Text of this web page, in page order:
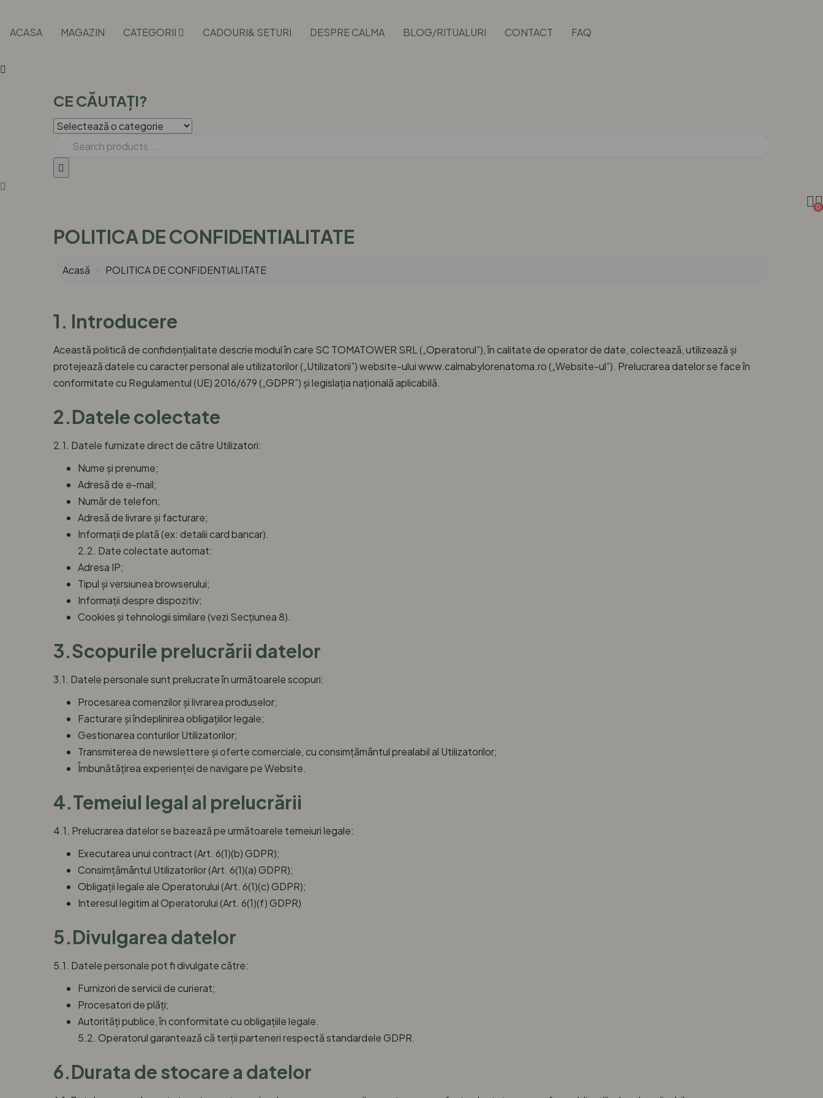
ACASA MAGAZIN CATEGORII CADOURI& SETURI DESPRE CALMA BLOG/RITUALURI CONTACT FAQ
CE CĂUTAȚI?
0
POLITICA DE CONFIDENTIALITATE
Acasă POLITICA DE CONFIDENTIALITATE
1. Introducere
Această politică de confidențialitate descrie modul în care SC TOMATOWER SRL („Operatorul”), în calitate de operator de date, colectează, utilizează și
protejează datele cu caracter personal ale utilizatorilor („Utilizatorii”) website-ului www.calmabylorenatoma.ro („Website-ul”). Prelucrarea datelor se face în
conformitate cu Regulamentul (UE) 2016/679 („GDPR”) și legislația națională aplicabilă.
2.Datele colectate
2.1. Datele furnizate direct de către Utilizatori:
Nume și prenume;
Adresă de e-mail;
Număr de telefon;
Adresă de livrare și facturare;
Informații de plată (ex: detalii card bancar).
2.2. Date colectate automat:
Adresa IP;
Tipul și versiunea browserului;
Informații despre dispozitiv;
Cookies și tehnologii similare (vezi Secțiunea 8).
3.Scopurile prelucrării datelor
3.1. Datele personale sunt prelucrate în următoarele scopuri:
Procesarea comenzilor și livrarea produselor;
Facturare și îndeplinirea obligațiilor legale;
Gestionarea conturilor Utilizatorilor;
Transmiterea de newslettere și oferte comerciale, cu consimțământul prealabil al Utilizatorilor;
Îmbunătățirea experienței de navigare pe Website.
4.Temeiul legal al prelucrării
4.1. Prelucrarea datelor se bazează pe următoarele temeiuri legale:
Executarea unui contract (Art. 6(1)(b) GDPR);
Consimțământul Utilizatorilor (Art. 6(1)(a) GDPR);
Obligații legale ale Operatorului (Art. 6(1)(c) GDPR);
Interesul legitim al Operatorului (Art. 6(1)(f) GDPR)
5.Divulgarea datelor
5.1. Datele personale pot fi divulgate către:
Furnizori de servicii de curierat;
Procesatori de plăți;
Autorități publice, în conformitate cu obligațiile legale.
5.2. Operatorul garantează că terții parteneri respectă standardele GDPR.
6.Durata de stocare a datelor